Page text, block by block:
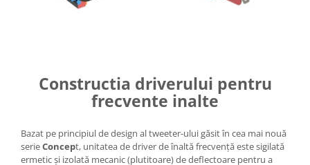
Constructia driverului pentru
frecvente inalte
Bazat pe principiul de design al tweeter-ului găsit în cea mai nouă
serieConcept, unitatea de driver de înaltă frecvență este sigilată
ermetic și izolată mecanic (plutitoare) de deflectoare pentru a